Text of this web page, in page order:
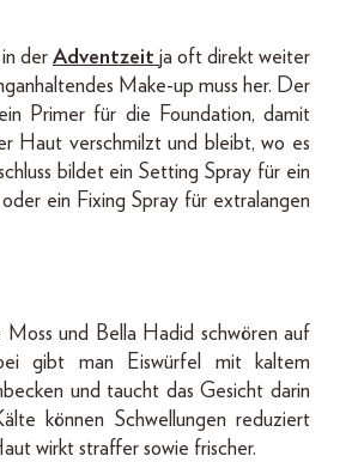
der Adventzeit ja oft direkt weiter
Make-up muss her. Der
Primer für die Foundation, damit
Haut verschmilzt und bleibt, wo es
bildet ein Setting Spray für ein
oder ein Fixing Spray für extralangen
und Bella Hadid schwören auf
gibt man Eiswürfel mit kaltem
und taucht das Gesicht darin
können Schwellungen reduziert
wirkt straffer sowie frischer.